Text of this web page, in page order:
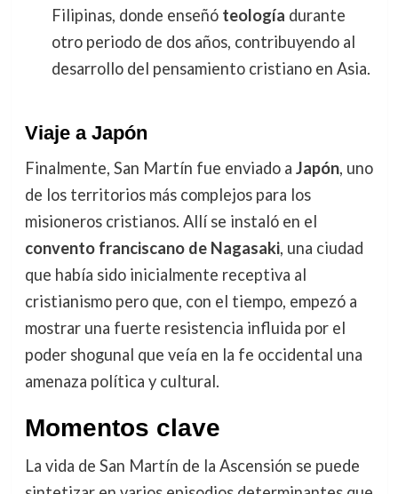
Filipinas, donde enseñó teología durante
otro periodo de dos años, contribuyendo al
desarrollo del pensamiento cristiano en Asia.
Viaje a Japón
Finalmente, San Martín fue enviado a Japón, uno
de los territorios más complejos para los
misioneros cristianos. Allí se instaló en el
convento franciscano de Nagasaki, una ciudad
que había sido inicialmente receptiva al
cristianismo pero que, con el tiempo, empezó a
mostrar una fuerte resistencia influida por el
poder shogunal que veía en la fe occidental una
amenaza política y cultural.
Momentos clave
La vida de San Martín de la Ascensión se puede